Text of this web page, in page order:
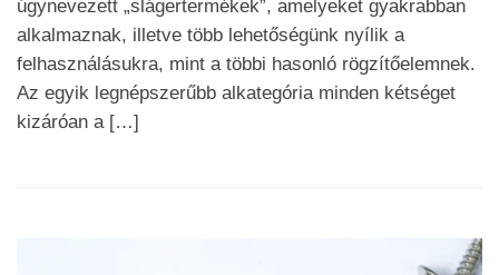
úgynevezett „slágertermékek”, amelyeket gyakrabban
alkalmaznak, illetve több lehetőségünk nyílik a
felhasználásukra, mint a többi hasonló rögzítőelemnek.
Az egyik legnépszerűbb alkategória minden kétséget
kizáróan a […]